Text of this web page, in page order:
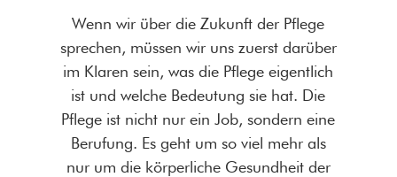
Wenn wir über die Zukunft der Pflege
sprechen, müssen wir uns zuerst darüber
im Klaren sein, was die Pflege eigentlich
ist und welche Bedeutung sie hat. Die
Pflege ist nicht nur ein Job, sondern eine
Berufung. Es geht um so viel mehr als
nur um die körperliche Gesundheit der